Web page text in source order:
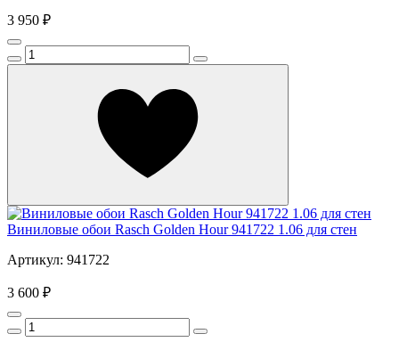
3 950 ₽
Виниловые обои Rasch Golden Hour 941722 1.06 для стен
Артикул: 941722
3 600 ₽